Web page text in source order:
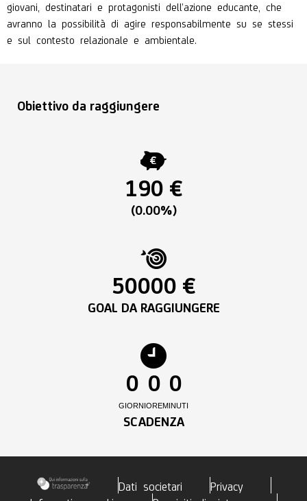
giovani, destinatari e protagonisti dell’azione educante, che
avranno la possibilità di agire responsabilmente su se stessi
e sul contesto relazionale e ambientale.
Obiettivo da raggiungere
190 €
(0.00%)
50000 €
GOAL DA RAGGIUNGERE
0
GIORNI
0
ORE
0
MINUTI
SCADENZA
Dati societari
Privacy